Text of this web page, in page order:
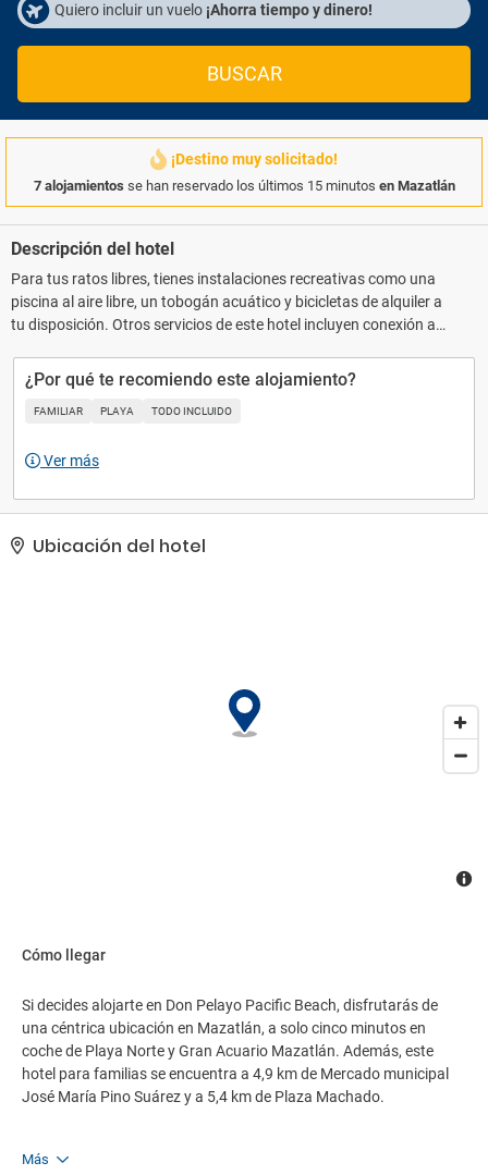
Quiero incluir un vuelo ¡Ahorra tiempo y dinero!
BUSCAR
¡Destino muy solicitado!
7 alojamientos se han reservado los últimos 15 minutos en Mazatlán
Descripción del hotel
Para tus ratos libres, tienes instalaciones recreativas como una
piscina al aire libre, un tobogán acuático y bicicletas de alquiler a
tu disposición. Otros servicios de este hotel incluyen conexión a
de celebración de bodas.. Tendrás un centro de negocios,
tintorería y un servicio de recepción las 24 horas a tu disposición.
¿Estás organizando un evento en Mazatlán? En este hotel tienes a
conferencias y salas de reuniones. Hay un aparcamiento sin
¿Por qué te recomiendo este alojamiento?
FAMILIAR PLAYA TODO INCLUIDO
Ver más
Ubicación del hotel
Cómo llegar
Si decides alojarte en Don Pelayo Pacific Beach, disfrutarás de
una céntrica ubicación en Mazatlán, a solo cinco minutos en
coche de Playa Norte y Gran Acuario Mazatlán. Además, este
hotel para familias se encuentra a 4,9 km de Mercado municipal
José María Pino Suárez y a 5,4 km de Plaza Machado.
Más